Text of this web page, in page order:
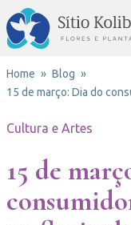
Home
Blog
15 de março: Dia do
Cultura e Artes
15 de